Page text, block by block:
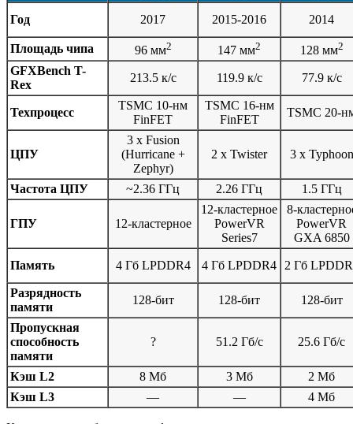
Год 2017 2015-2016 2014
Площадь чипа 96 мм2 147 мм2 128 мм2
GFXBench T-
Rex
213.5 к/с 119.9 к/с 77.9 к/с
Техпроцесс
TSMC 10-нм
FinFET
TSMC 16-нм
FinFET
TSMC 20-
ЦПУ
3 x Fusion
(Hurricane +
Zephyr)
2 x Twister 3 x Typhoon
Частота ЦПУ ~2.36 ГГц 2.26 ГГц 1.5 ГГц
ГПУ 12-кластерное
12-кластерное
PowerVR
Series7
8-
PowerVR
GXA 6850
Память 4 Гб LPDDR4 4 Гб LPDDR4 2 Гб
Разрядность
памяти
128-бит 128-бит 128-бит
Пропускная
способность
памяти
? 51.2 Гб/с 25.6 Гб/с
Кэш L2 8 Мб 3 Мб
2 Мб
Кэш L3
— — 4 Мб